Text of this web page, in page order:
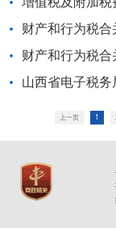
财产和行为税
财产和行为税
上一页 1